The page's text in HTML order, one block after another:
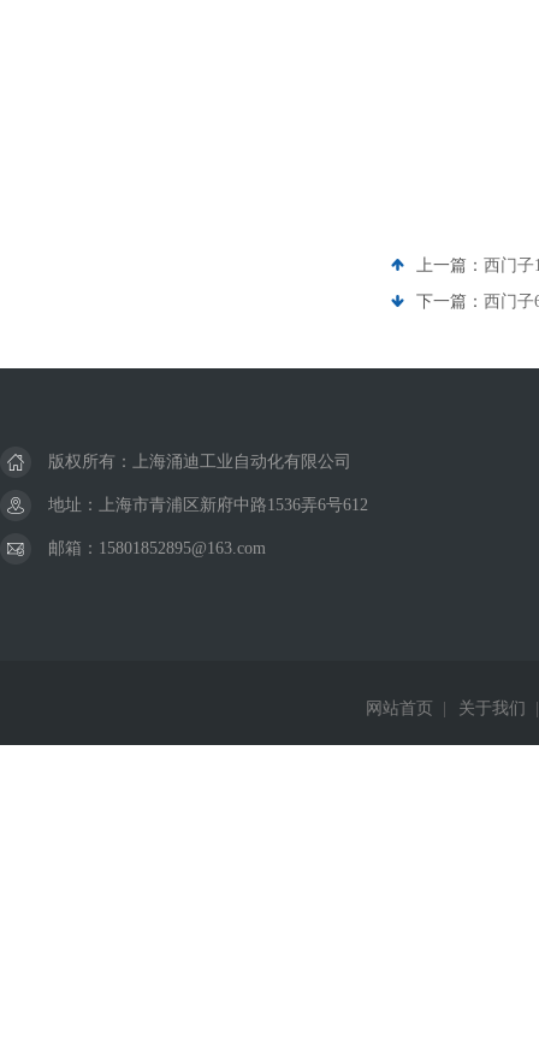
上一篇： 西门子
下一篇： 西门子
版权所有：上海涌迪工业自动化有限公司
地址：上海市青浦区新府中路1536弄6号612
邮箱：15801852895@163.com
网站首页 关于我们